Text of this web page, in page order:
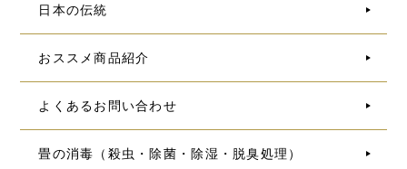
日本の伝統
おススメ商品紹介
よくあるお問い合わせ
畳の消毒（殺虫・除菌・除湿・脱臭処理）